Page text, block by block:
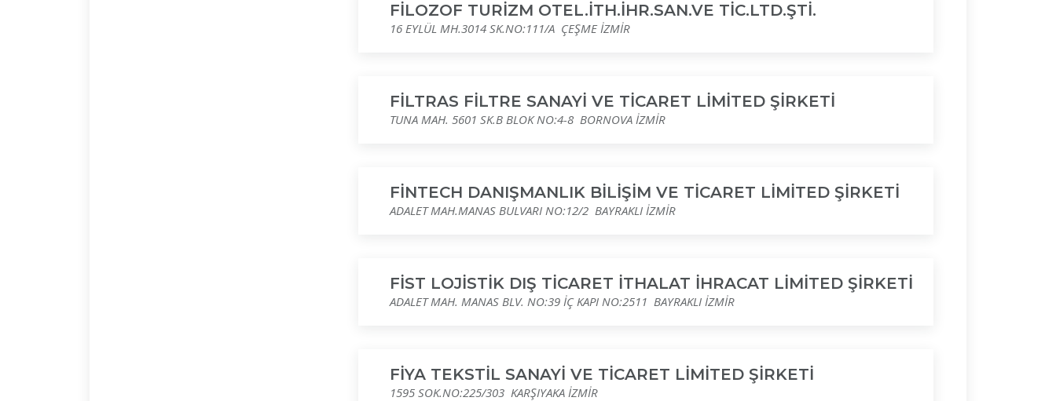
FİLOZOF TURİZM OTEL.İTH.İHR.SAN.VE TİC.LTD.ŞTİ.
16 EYLÜL MH.3014 SK.NO:111/A ÇEŞME İZMİR
FİLTRAS FİLTRE SANAYİ VE TİCARET LİMİTED ŞİRKETİ
TUNA MAH. 5601 SK.B BLOK NO:4-8 BORNOVA İZMİR
FİNTECH DANIŞMANLIK BİLİŞİM VE TİCARET LİMİTED ŞİRKETİ
ADALET MAH.MANAS BULVARI NO:12/2 BAYRAKLI İZMİR
FİST LOJİSTİK DIŞ TİCARET İTHALAT İHRACAT LİMİTED ŞİRKETİ
ADALET MAH. MANAS BLV. NO:39 İÇ KAPI NO:2511 BAYRAKLI İZMİR
FİYA TEKSTİL SANAYİ VE TİCARET LİMİTED ŞİRKETİ
1595 SOK.NO:225/303 KARŞIYAKA İZMİR